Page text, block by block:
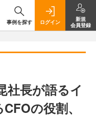
事例を探す ログイン
新規
会員登録
社長が語るイ
の役割、